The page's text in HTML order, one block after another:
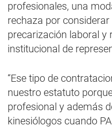
profesionales, una
rechaza por considerar
precarización laboral y
institucional de
“Ese tipo de
nuestro estatuto
profesional y además
kinesiólogos cuando